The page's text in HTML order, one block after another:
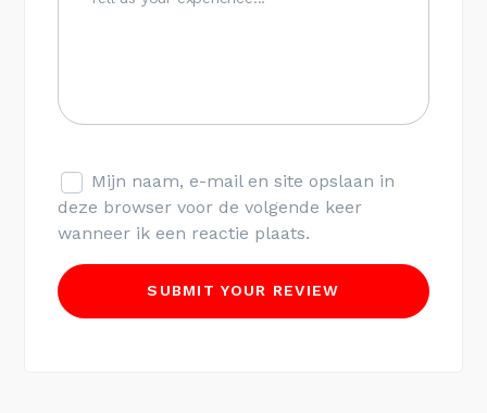
Mijn naam, e-mail en site opslaan in
deze browser voor de volgende keer
wanneer ik een reactie plaats.